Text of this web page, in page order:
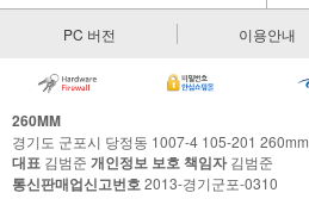
PC 버전 이용안내
260MM
경기도 군포시 당정동 1007-4 105-201 260mm
대표 김범준 개인정보 보호 책임자김범준
통신판매업신고번호2013-경기군포-0310